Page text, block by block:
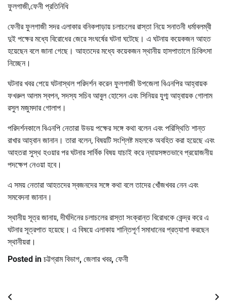
ফুলগাজী,ফেনী প্রতিনিধি
ফেনীর ফুলগাজী সদর এলাকার বনিকপাড়ায় চলাচলের রাস্তা নিয়ে সনাতনী ধর্মাবলম্বী
দুই পক্ষের মধ্যে বিরোধের জেরে সংঘর্ষের ঘটনা ঘটেছে। এ ঘটনায় কয়েকজন আহত
হয়েছেন বলে জানা গেছে। আহতদের মধ্যে কয়েকজন স্থানীয় হাসপাতালে চিকিৎসা
নিচ্ছেন।
ঘটনার খবর পেয়ে ঘটনাস্থল পরিদর্শন করেন ফুলগাজী উপজেলা বিএনপির আহ্বায়ক
ফখরুল আলম স্বপন, সদস্য সচিব আবুল হোসেন এবং সিনিয়র যুগ্ম আহ্বায়ক গোলাম
রসুল মজুমদার গোলাপ।
পরিদর্শনকালে বিএনপি নেতারা উভয় পক্ষের সঙ্গে কথা বলেন এবং পরিস্থিতি শান্ত
রাখার আহ্বান জানান। তারা বলেন, বিষয়টি সংশ্লিষ্ট মহলকে অবহিত করা হয়েছে এবং
আহতরা সুস্থ হওয়ার পর ঘটনার সার্বিক বিষয় যাচাই করে ন্যায়সঙ্গতভাবে প্রয়োজনীয়
পদক্ষেপ নেওয়া হবে।
এ সময় নেতারা আহতদের স্বজনদের সঙ্গে কথা বলে তাদের খোঁজখবর নেন এবং
সমবেদনা জানান।
স্থানীয় সূত্র জানায়, দীর্ঘদিনের চলাচলের রাস্তা সংক্রান্ত বিরোধকে কেন্দ্র করে এ
ঘটনার সূত্রপাত হয়েছে। এ বিষয়ে এলাকায় শান্তিপূর্ণ সমাধানের প্রত্যাশা করছেন
স্থানীয়রা।
Posted in চট্টগ্রাম বিভাগ, জেলার খবর, ফেনী